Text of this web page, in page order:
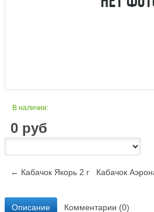
В наличии:
0 руб
← Кабачок Якорь 2 г Кабачок
Описание Комментарии (0)